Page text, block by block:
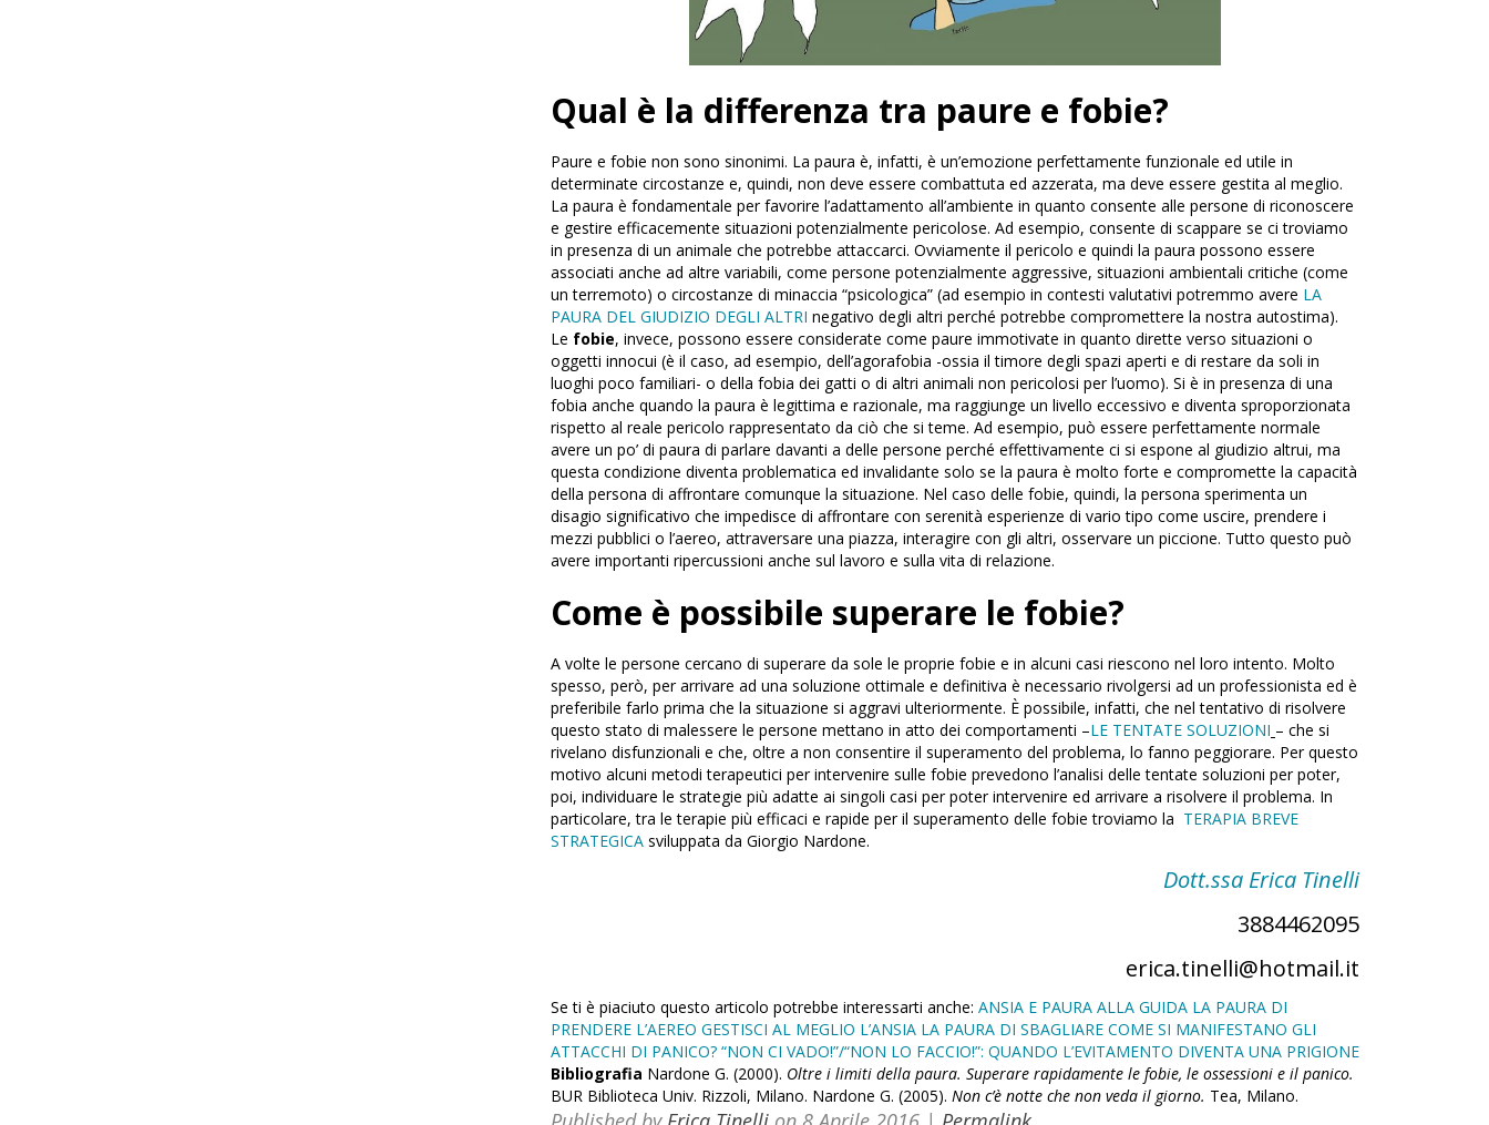
Qual è la differenza tra paure e fobie?
Paure e fobie non sono sinonimi. La paura è, infatti, è un’emozione perfettamente funzionale ed utile in
determinate circostanze e, quindi, non deve essere combattuta ed azzerata, ma deve essere gestita al meglio.
La paura è fondamentale per favorire l’adattamento all’ambiente in quanto consente alle persone di riconoscere
e gestire efficacemente situazioni potenzialmente pericolose. Ad esempio, consente di scappare se ci troviamo
in presenza di un animale che potrebbe attaccarci. Ovviamente il pericolo e quindi la paura possono essere
associati anche ad altre variabili, come persone potenzialmente aggressive, situazioni ambientali critiche (come
un terremoto) o circostanze di minaccia “psicologica” (ad esempio in contesti valutativi potremmo avere LA
PAURA DEL GIUDIZIO DEGLI ALTRI negativo degli altri perché potrebbe compromettere la nostra autostima).
Le fobie, invece, possono essere considerate come paure immotivate in quanto dirette verso situazioni o
oggetti innocui (è il caso, ad esempio, dell’agorafobia -ossia il timore degli spazi aperti e di restare da soli in
luoghi poco familiari- o della fobia dei gatti o di altri animali non pericolosi per l’uomo). Si è in presenza di una
fobia anche quando la paura è legittima e razionale, ma raggiunge un livello eccessivo e diventa sproporzionata
rispetto al reale pericolo rappresentato da ciò che si teme. Ad esempio, può essere perfettamente normale
avere un po’ di paura di parlare davanti a delle persone perché effettivamente ci si espone al giudizio altrui, ma
questa condizione diventa problematica ed invalidante solo se la paura è molto forte e compromette la capacità
della persona di affrontare comunque la situazione. Nel caso delle fobie, quindi, la persona sperimenta un
disagio significativo che impedisce di affrontare con serenità esperienze di vario tipo come uscire, prendere i
mezzi pubblici o l’aereo, attraversare una piazza, interagire con gli altri, osservare un piccione. Tutto questo può
avere importanti ripercussioni anche sul lavoro e sulla vita di relazione.
Come è possibile superare le fobie?
A volte le persone cercano di superare da sole le proprie fobie e in alcuni casi riescono nel loro intento. Molto
spesso, però, per arrivare ad una soluzione ottimale e definitiva è necessario rivolgersi ad un professionista ed è
preferibile farlo prima che la situazione si aggravi ulteriormente. È possibile, infatti, che nel tentativo di risolvere
questo stato di malessere le persone mettano in atto dei comportamenti –LE TENTATE SOLUZIONI – che si
rivelano disfunzionali e che, oltre a non consentire il superamento del problema, lo fanno peggiorare. Per questo
motivo alcuni metodi terapeutici per intervenire sulle fobie prevedono l’analisi delle tentate soluzioni per poter,
poi, individuare le strategie più adatte ai singoli casi per poter intervenire ed arrivare a risolvere il problema. In
particolare, tra le terapie più efficaci e rapide per il superamento delle fobie troviamo la TERAPIA BREVE
STRATEGICA sviluppata da Giorgio Nardone.
Dott.ssa Erica Tinelli
3884462095
erica.tinelli@hotmail.it
Se ti è piaciuto questo articolo potrebbe interessarti anche: ANSIA E PAURA ALLA GUIDA LA PAURA DI
PRENDERE L’AEREO GESTISCI AL MEGLIO L’ANSIA LA PAURA DI SBAGLIARE COME SI MANIFESTANO GLI
ATTACCHI DI PANICO? “NON CI VADO!”/“NON LO FACCIO!”: QUANDO L’EVITAMENTO DIVENTA UNA PRIGIONE
Bibliografia Nardone G. (2000). Oltre i limiti della paura. Superare rapidamente le fobie, le ossessioni e il panico.
BUR Biblioteca Univ. Rizzoli, Milano. Nardone G. (2005). Non c’è notte che non veda il giorno. Tea, Milano.